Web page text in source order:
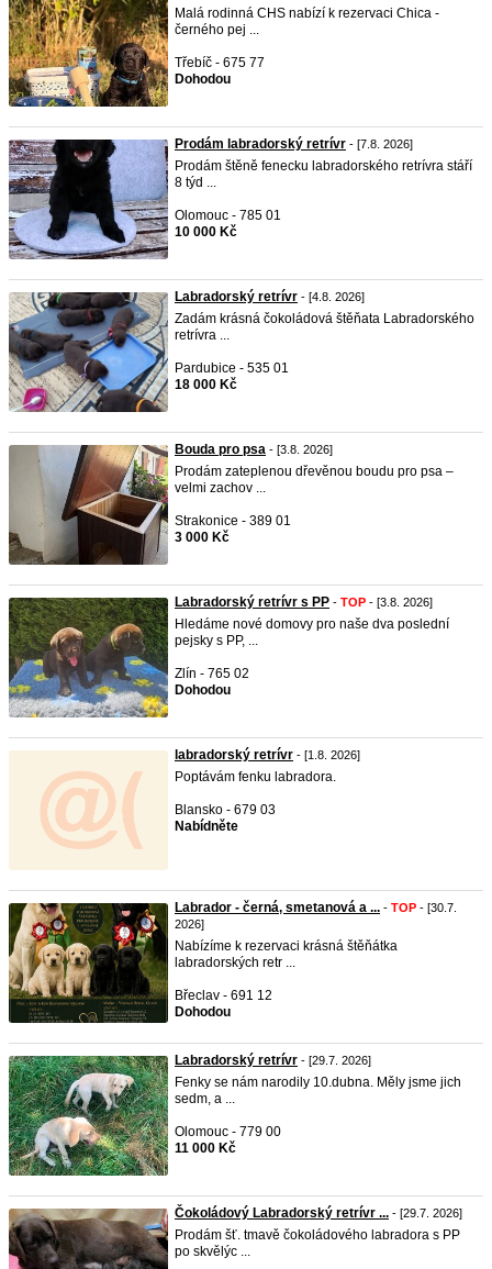
Malá rodinná CHS nabízí k rezervaci Chica -
černého pej ...
Třebíč - 675 77
Dohodou
Prodám labradorský retrívr - [7.8. 2026]
Prodám štěně fenecku labradorského retrívra stáří
8 týd ...
Olomouc - 785 01
10 000 Kč
Labradorský retrívr - [4.8. 2026]
Zadám krásná čokoládová štěňata Labradorského
retrívra ...
Pardubice - 535 01
18 000 Kč
Bouda pro psa - [3.8. 2026]
Prodám zateplenou dřevěnou boudu pro psa –
velmi zachov ...
Strakonice - 389 01
3 000 Kč
Labradorský retrívr s PP - TOP - [3.8. 2026]
Hledáme nové domovy pro naše dva poslední
pejsky s PP, ...
Zlín - 765 02
Dohodou
labradorský retrívr - [1.8. 2026]
Poptávám fenku labradora.
Blansko - 679 03
Nabídněte
Labrador - černá, smetanová a ... - TOP - [30.7.
2026]
Nabízíme k rezervaci krásná štěňátka
labradorských retr ...
Břeclav - 691 12
Dohodou
Labradorský retrívr - [29.7. 2026]
Fenky se nám narodily 10.dubna. Měly jsme jich
sedm, a ...
Olomouc - 779 00
11 000 Kč
Čokoládový Labradorský retrívr ... - [29.7. 2026]
Prodám šť. tmavě čokoládového labradora s PP
po skvělýc ...